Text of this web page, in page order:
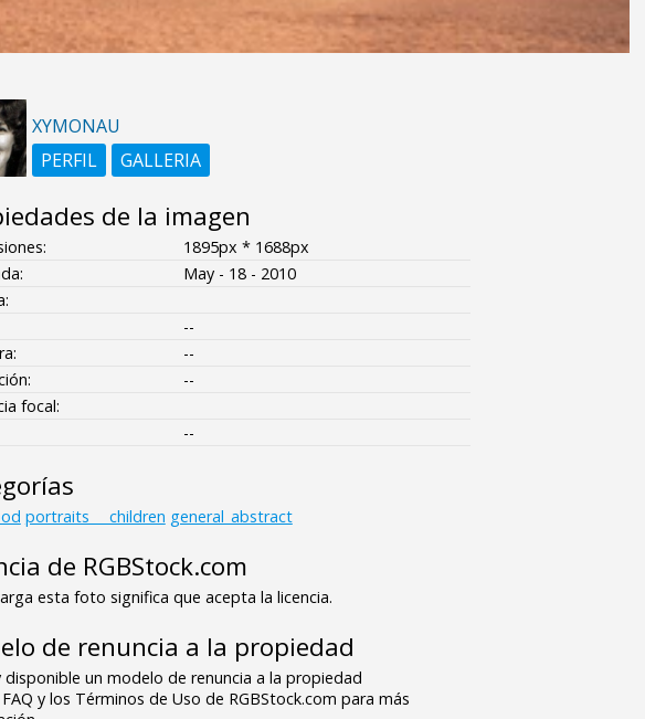
XYMONAU
PERFIL
GALLERIA
de la imagen
1895px * 1688px
May - 18 - 2010
--
--
--
focal:
--
portraits___children general_abstract
de RGBStock.com
esta foto significa que acepta la licencia.
de renuncia a la propiedad
disponible un modelo de renuncia a la propiedad
y los Términos de Uso de RGBStock.com para más